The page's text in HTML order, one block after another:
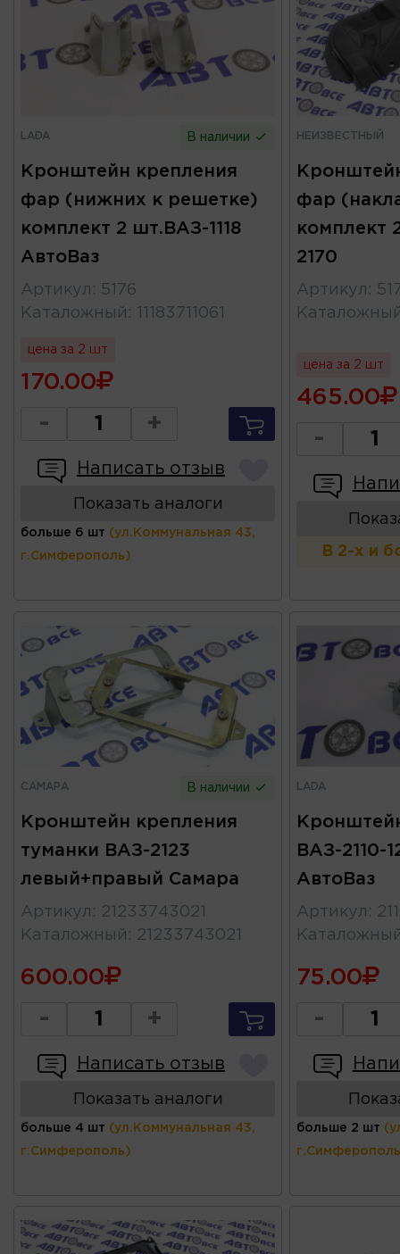
LADA В наличии
Кронштейн крепления
фар (нижних к решетке)
комплект 2 шт.ВАЗ-1118
АвтоВаз
Артикул : 5176
Каталожный : 11183711061
цена за 2 шт
170.00
- +
Написать отзыв
Показать аналоги
больше 6 шт (ул.Коммунальная 43,
г.Симферополь)
НЕИЗВЕСТНЫЙ
фар
комплект
2170
Артикул :
цена за 2 шт
465.00
-
В 2-х и
САМАРА В наличии
Кронштейн крепления
туманки ВАЗ-2123
левый+правый Самара
Артикул : 21233743021
Каталожный : 21233743021
600.00
- +
Написать отзыв
Показать аналоги
больше 4 шт (ул.Коммунальная 43,
г.Симферополь)
LADA
ВАЗ-2110-
АвтоВаз
Артикул :
75.00
-
больше 2 шт